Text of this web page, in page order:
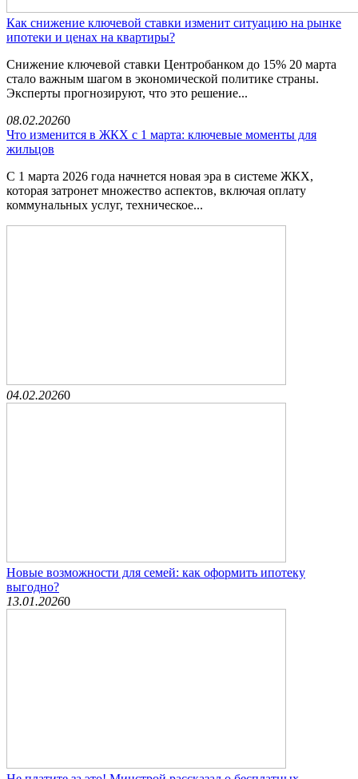
Как снижение ключевой ставки изменит ситуацию на рынке
ипотеки и ценах на квартиры?
Снижение ключевой ставки Центробанком до 15% 20 марта
стало важным шагом в экономической политике страны.
Эксперты прогнозируют, что это решение...
08.02.20260
Что изменится в ЖКХ с 1 марта: ключевые моменты для
жильцов
С 1 марта 2026 года начнется новая эра в системе ЖКХ,
которая затронет множество аспектов, включая оплату
коммунальных услуг, техническое...
04.02.20260
Новые возможности для семей: как оформить ипотеку
выгодно?
13.01.20260